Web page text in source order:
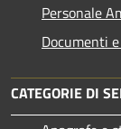
Personale
Documenti
CATEGORIE DI